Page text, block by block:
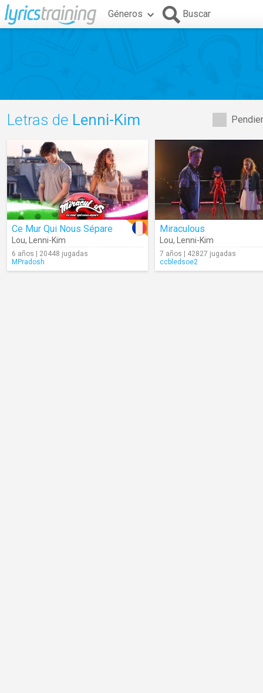
Géneros Buscar
Letras de Lenni-Kim
Ce Mur Qui Nous Sépare
Lou, Lenni-Kim
6 años | 20448 jugadas
MPradosh
Miraculous
Lou, Lenni-Kim
7 años | 42827 jugadas
ccbledsoe2